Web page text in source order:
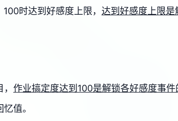
时达到好感度上限， 达到好感度上限是
作业搞定度达到100是解锁各好感度事件
值。